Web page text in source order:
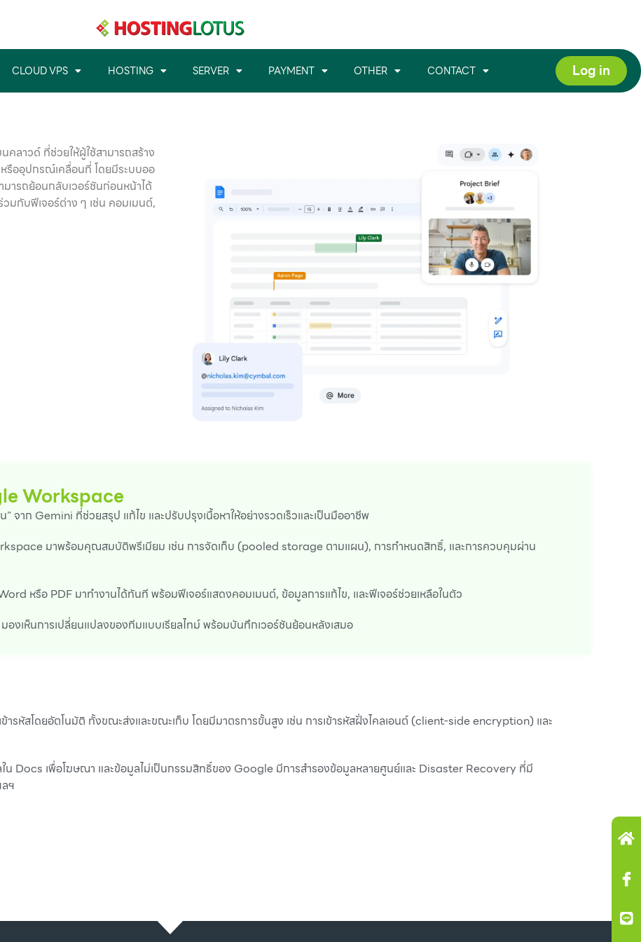
CLOUD VPS HOSTING SERVER PAYMENT OTHER CONTACT Log in
ลาวด์ ที่ช่วยให้ผู้ใช้สามารถสร้าง
หรืออุปกรณ์เคลื่อนที่ โดยมีระบบออ
ารถย้อนกลับเวอร์ชันก่อนหน้าได้
วมกับฟีเจอร์ต่าง ๆ เช่น คอมเมนต์,
Workspace
” จาก Gemini ที่ช่วยสรุป แก้ไข และปรับปรุงเนื้อหาให้อย่างรวดเร็วและเป็นมืออาชีพ
มาพร้อมคุณสมบัติพรีเมียม เช่น การจัดเก็บ (pooled storage ตามแผน), การกำหนดสิทธิ์, และการควบคุมผ่าน
หรือ PDF มาทำงานได้ทันที พร้อมฟีเจอร์แสดงคอมเมนต์, ข้อมูลการแก้ไข, และฟีเจอร์ช่วยเหลือในตัว
งเห็นการเปลี่ยนแปลงของทีมแบบเรียลไทม์ พร้อมบันทึกเวอร์ชันย้อนหลังเสมอ
ารหัสโดยอัตโนมัติ ทั้งขณะส่งและขณะเก็บ โดยมีมาตรการขั้นสูง เช่น การเข้ารหัสฝั่งไคลเอนต์ (client-side encryption) และ
น Docs เพื่อโฆษณา และข้อมูลไม่เป็นกรรมสิทธิ์ของ Google มีการสำรองข้อมูลหลายศูนย์และ Disaster Recovery ที่มี
ฯ